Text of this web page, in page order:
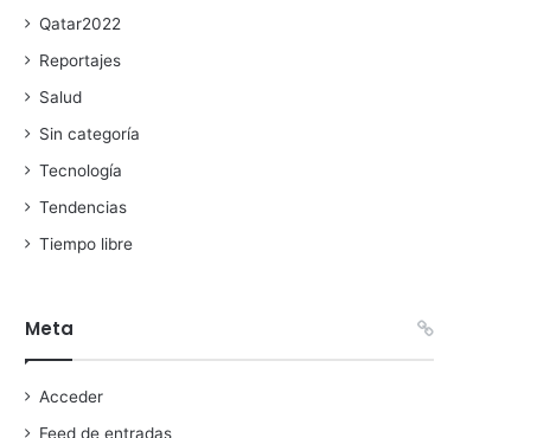
Qatar2022
Reportajes
Salud
Sin categoría
Tecnología
Tendencias
Tiempo libre
Meta
Acceder
Feed de entradas